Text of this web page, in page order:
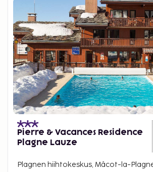
Pierre & Vacances Residence
Plagne Lauze
Plagnen hiihtokeskus, Mâcot-la-